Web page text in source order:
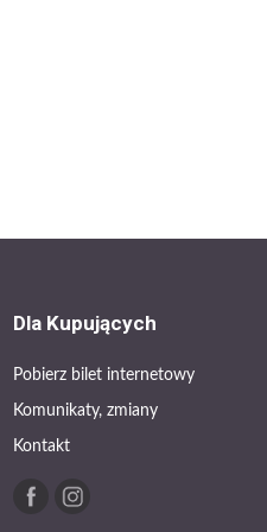
Dla Kupujących
Pobierz bilet internetowy
Komunikaty, zmiany
Kontakt